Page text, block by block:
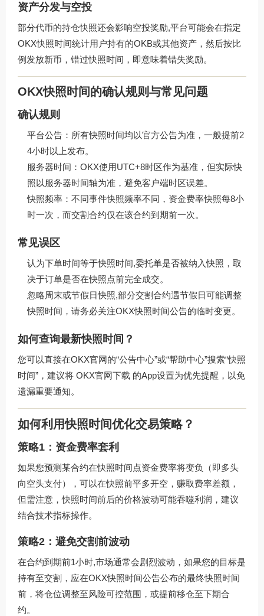
资产分发与空投
部分代币的持仓快照还会影响空投奖励,平台可能会在指定
OKX快照时间统计用户持有的OKB或其他资产，然后按比
例发放新币，错过快照时间，即意味着错失奖励。
OKX快照时间的确认规则与常见问题
确认规则
平台公告：所有快照时间均以官方公告为准，一般提前2
4小时以上发布。
服务器时间：OKX使用UTC+8时区作为基准，但实际快
照以服务器时间轴为准，避免客户端时区误差。
快照频率：不同事件快照频率不同，资金费率快照每8小
时一次，而交割合约仅在该合约到期前一次。
常见误区
认为下单时间等于快照时间,委托单是否被纳入快照，取
决于订单是否在快照点前完全成交。
忽略周末或节假日快照,部分交割合约遇节假日可能调整
快照时间，请务必关注OKX快照时间公告的临时变更。
如何查询最新快照时间？
您可以直接在OKX官网的“公告中心”或“帮助中心”搜索“快照
时间”，建议将 OKX官网下载 的App设置为优先提醒，以免
遗漏重要通知。
如何利用快照时间优化交易策略？
策略1：资金费率套利
如果您预测某合约在快照时间点资金费率将变负（即多头
向空头支付），可以在快照前平多开空，赚取费率差额，
但需注意，快照时间前后的价格波动可能吞噬利润，建议
结合技术指标操作。
策略2：避免交割前波动
在合约到期前1小时,市场通常会剧烈波动，如果您的目标是
持有至交割，应在OKX快照时间公告公布的最终快照时间
前，将仓位调整至风险可控范围，或提前移仓至下期合
约。